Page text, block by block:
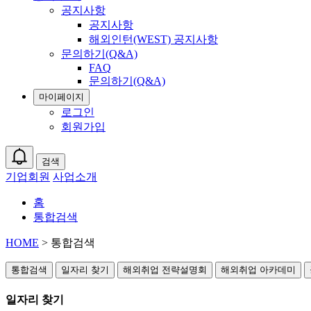
공지사항
공지사항
해외인턴(WEST) 공지사항
문의하기(Q&A)
FAQ
문의하기(Q&A)
마이페이지
로그인
회원가입
검색
기업회원 사업소개
홈
통합검색
HOME > 통합검색
통합검색 일자리 찾기 해외취업 전략설명회 해외취업 아카데미
일자리 찾기